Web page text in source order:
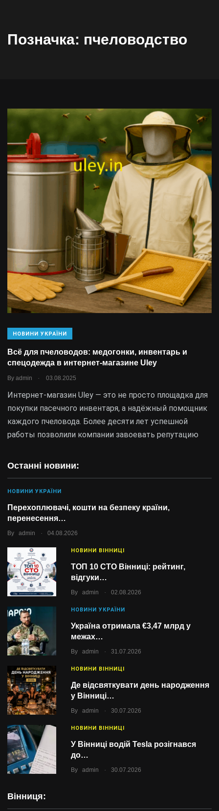
Позначка: пчеловодство
НОВИНИ УКРАЇНИ
Всё для пчеловодов: медогонки, инвентарь и
спецодежда в интернет-магазине Uley
By admin . 03.08.2025
Интернет-магазин Uley — это не просто площадка для
покупки пасечного инвентаря, а надёжный помощник
каждого пчеловода. Более десяти лет успешной
работы позволили компании завоевать репутацию
Останні новини:
НОВИНИ УКРАЇНИ
Перехоплювачі, кошти на безпеку країни,
перенесення…
By admin . 04.08.2026
НОВИНИ ВІННИЦІ
ТОП 10 СТО Вінниці: рейтинг,
відгуки…
By admin . 02.08.2026
НОВИНИ УКРАЇНИ
Україна отримала €3,47 млрд у
межах…
By admin . 31.07.2026
НОВИНИ ВІННИЦІ
Де відсвяткувати день народження
у Вінниці…
By admin . 30.07.2026
НОВИНИ ВІННИЦІ
У Вінниці водій Tesla розігнався
до…
By admin . 30.07.2026
Вінниця: